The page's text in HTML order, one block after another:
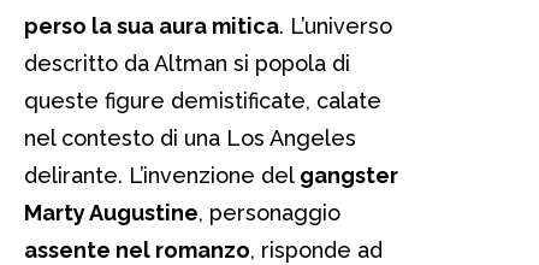
perso la sua aura mitica. L’universo
descritto da Altman si popola di
queste figure demistificate, calate
nel contesto di una Los Angeles
delirante. L’invenzione del gangster
Marty Augustine, personaggio
assente nel romanzo, risponde ad